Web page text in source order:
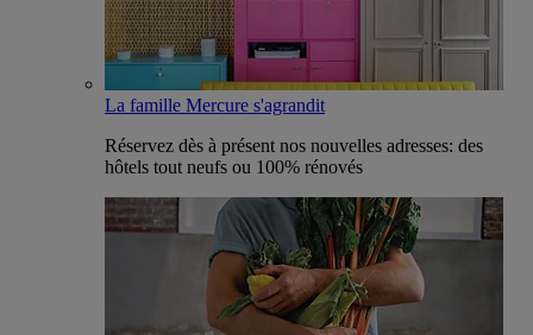
La famille Mercure s'agrandit
Réservez dès à présent nos nouvelles adresses: des
hôtels tout neufs ou 100% rénovés